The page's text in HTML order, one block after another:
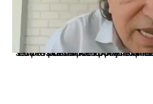
La presidenta Keiko Fujimori informó que la solicitud de indulto presentada por el expresidente Alejandro Toledo será